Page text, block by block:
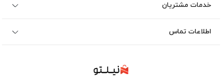
خدمات مشتریان
اطلاعات تماس